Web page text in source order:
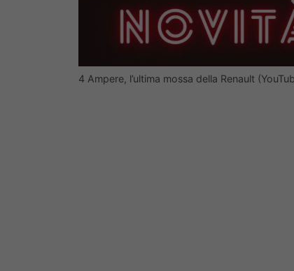
4 Ampere, l’ultima mossa della Renault